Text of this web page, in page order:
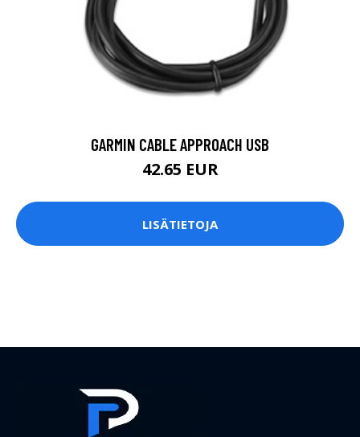
GARMIN CABLE APPROACH USB
42.65 EUR
LISÄTIETOJA